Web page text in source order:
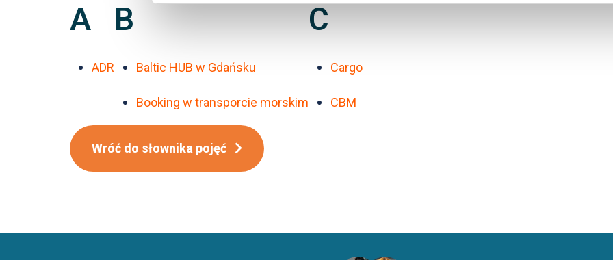
A
ADR
B
Baltic HUB w Gdańsku
Booking w transporcie morskim
C
Cargo
CBM
Wróć do słownika pojęć